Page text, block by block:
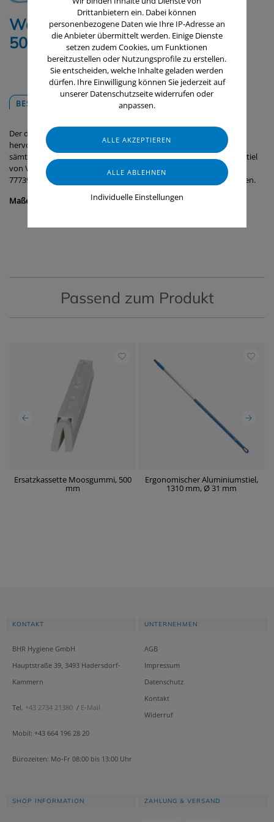
Wasserabzieher mit Doppelblatt,
500 mm
BESCHREIBUNG DOWNLOADS
Der doppelblättrige Wasserabzieher mit Zellkautschuk eignet sich
hervorragend, um Wasser und Lebensmittelrückständen von
sämtlichen Böden mühelos zu entfernen. Er lässt sich mit jedem Stiel
von Vikan kombinieren. Die Ersatzkassette (Artikel-Nr. 77735 oder
77739) kann zum Säubern oder Austauschen leicht entfernt werden.
Maße:
500 x 70 x 115 mm
Passend zum Produkt
Ersatzkassette Moosgummi, 500
mm
Ergonomischer Aluminiumstiel,
1310 mm, Ø 31 mm
Drittanbietern ein. Dabei können
personenbezogene Daten wie Ihre IP-Adresse an
die Anbieter übermittelt werden. Einige Dienste
setzen zudem Cookies, um Funktionen
bereitzustellen oder Nutzungsprofile zu erstellen.
Sie entscheiden, welche Inhalte geladen werden
dürfen. Ihre Einwilligung können Sie jederzeit auf
unserer Datenschutzseite widerrufen oder
anpassen.
Individuelle Einstellungen
KONTAKT
BHR Hygiene GmbH
Hauptstraße 39, 3493 Hadersdorf-
Kammern
Tel. +43 2734 21380 / E-Mail
Mobil: +43 664 196 28 20
Bürozeiten: Mo-Fr 08:00 bis 13:00 Uhr
UNTERNEHMEN
AGB
Impressum
Datenschutz
Kontakt
Widerruf
SHOP INFORMATION ZAHLUNG & VERSAND